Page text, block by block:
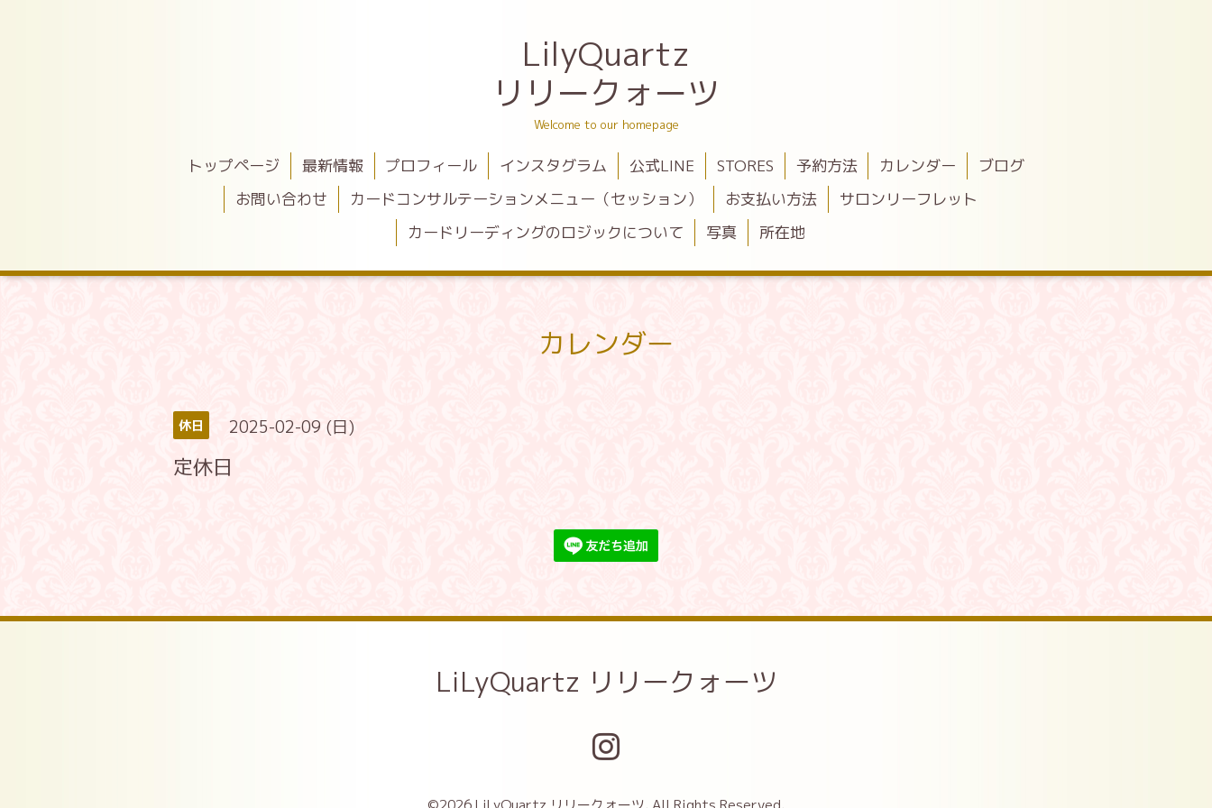
LilyQuartz
リリークォーツ
Welcome to our homepage
トップページ 最新情報 プロフィール インスタグラム 公式LINE STORES 予約方法 カレンダー
ブログ
お問い合わせ
カードコンサルテーションメニュー（セッション） お支払い方法
サロンリーフレット
カードリーディングのロジックについて
写真 所在地
カレンダー
休日 2025-02-09 (日)
定休日
LiLyQuartz リリークォーツ